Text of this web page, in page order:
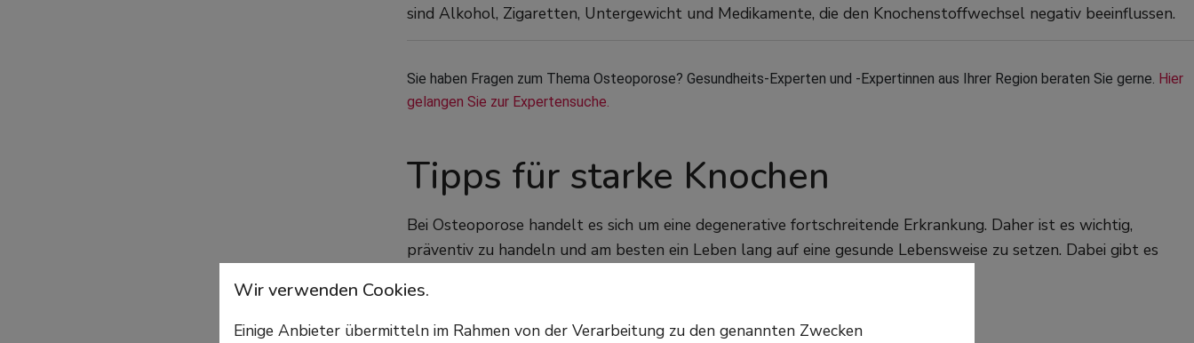
sind Alkohol, Zigaretten, Untergewicht und Medikamente, die den Knochenstoffwechsel negativ beeinflussen.
Sie haben Fragen zum Thema Osteoporose? Gesundheits-Experten und -Expertinnen aus Ihrer Region beraten Sie gerne. Hier
gelangen Sie zur Expertensuche.
Tipps für starke Knochen
Bei Osteoporose handelt es sich um eine degenerative fortschreitende Erkrankung. Daher ist es wichtig,
präventiv zu handeln und am besten ein Leben lang auf eine gesunde Lebensweise zu setzen. Dabei gibt es
Eine ausgewogene Ernährung
Wir verwenden Cookies.
Einige Anbieter übermitteln im Rahmen von der Verarbeitung zu den genannten Zwecken